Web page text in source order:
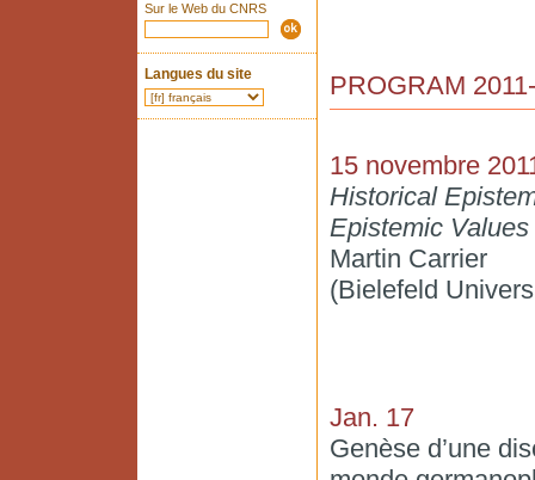
Sur le Web du CNRS
Langues du site PROGRAM
15 novembre
Historical
Epistemic
Martin Carrier
(Bielefeld
Jan. 17
Genèse d’une